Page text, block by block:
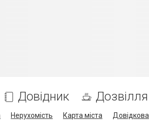
Довідник Дозвілля
Нерухомість Карта міста Довідкова